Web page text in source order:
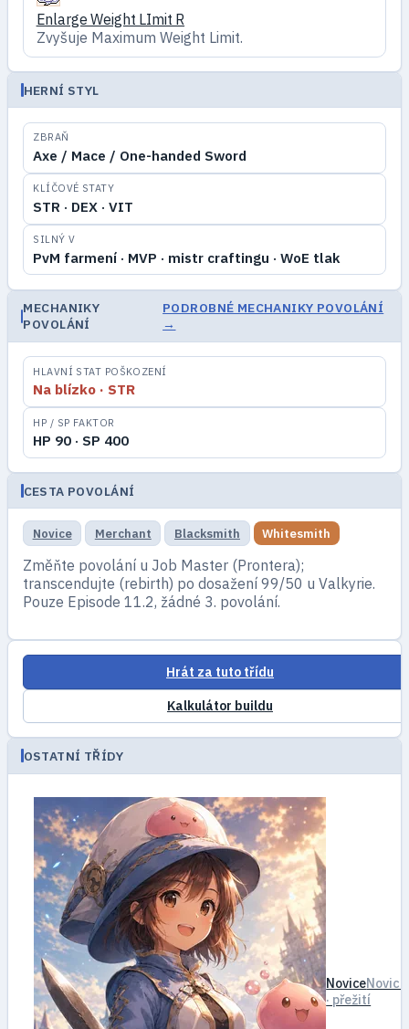
Enlarge Weight LImit R
Zvyšuje Maximum Weight Limit.
HERNÍ STYL
ZBRAŇ
Axe / Mace / One-handed Sword
KLÍČOVÉ STATY
STR · DEX · VIT
SILNÝ V
PvM farmení · MVP · mistr craftingu · WoE tlak
MECHANIKY
POVOLÁNÍ
PODROBNÉ MECHANIKY POVOLÁNÍ
→
HLAVNÍ STAT POŠKOZENÍ
Na blízko · STR
HP / SP FAKTOR
HP 90 · SP 400
CESTA POVOLÁNÍ
Novice Merchant Blacksmith Whitesmith
Změňte povolání u Job Master (Prontera);
transcendujte (rebirth) po dosažení 99/50 u Valkyrie.
Pouze Episode 11.2, žádné 3. povolání.
Hrát za tuto třídu
Kalkulátor buildu
OSTATNÍ TŘÍDY
NoviceNovice
· přežití